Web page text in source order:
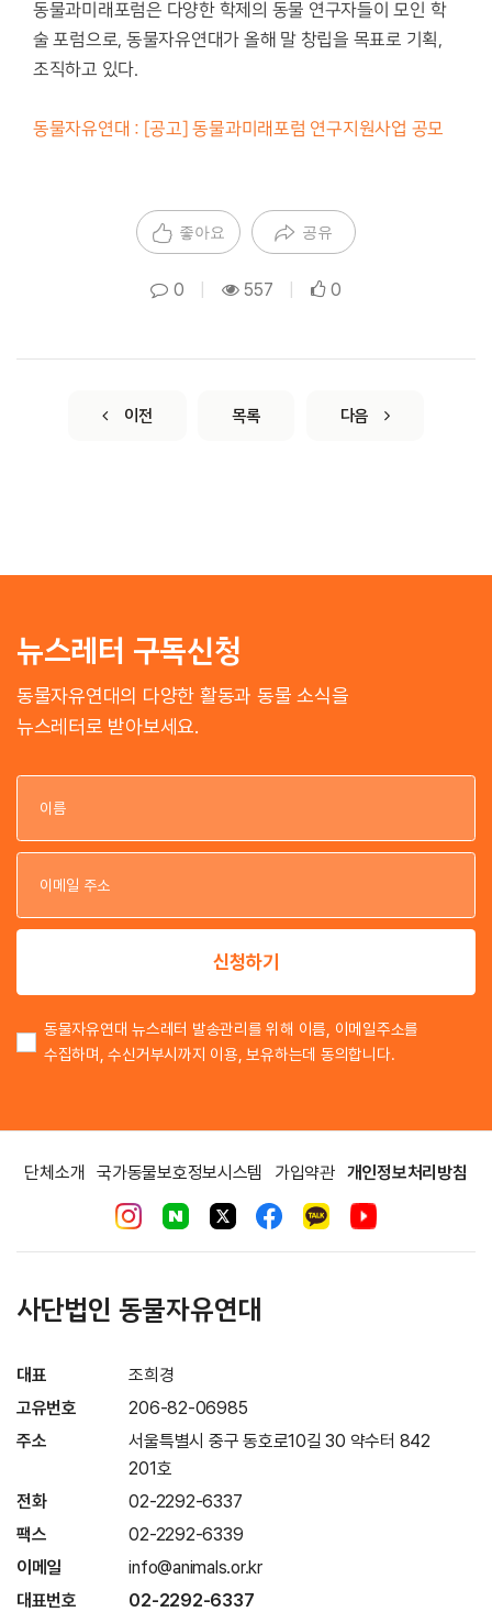
동물과미래포럼은 다양한 학제의 동물 연구자들이 모인 학
술 포럼으로, 동물자유연대가 올해 말 창립을 목표로 기획,
조직하고 있다.
동물자유연대 : [공고] 동물과미래포럼 연구지원사업 공모
좋아요 공유
0 557 0
이전 목록 다음
뉴스레터 구독신청
동물자유연대의 다양한 활동과 동물 소식을
뉴스레터로 받아보세요.
이
이
신청하기
동물자유연대 뉴스레터 발송관리를 위해 이름, 이메일주소를
수집하며, 수신거부시까지 이용, 보유하는데 동의합니다.
단체소개 국가동물보호정보시스템 가입약관 개인정보처리방침
사단법인 동물자유연대
대표
조희경
고유번호
206-82-06985
주소
서울특별시 중구 동호로10길 30 약수터 842
201호
전화
02-2292-6337
팩스
02-2292-6339
이메일
info@animals.or.kr
대표번호
02-2292-6337